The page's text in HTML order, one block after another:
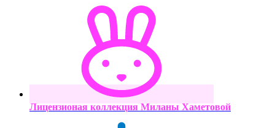
Лицензионая коллекция Миланы Хаметовой